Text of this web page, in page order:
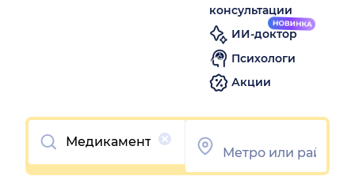
консультации
ИИ-доктор
Психологи
Акции
Очистить